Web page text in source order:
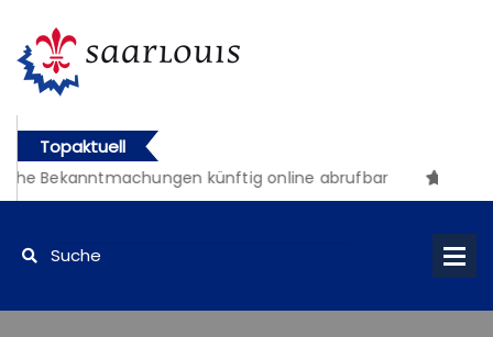
Topaktuell
Bekanntmachungen künftig online abrufbar